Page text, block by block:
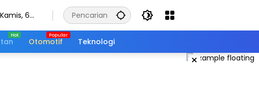
Kamis, 6
2026
Otomotif Teknologi
×